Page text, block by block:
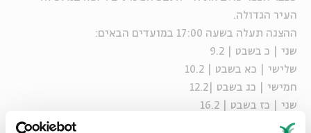
העיר הגדולה.
ההצגה תעלה בשעה 17:00 במועדים הבאים:
שני | כ בשבט | 9.2
שלישי | כא בשבט | 10.2
חמישי | כג בשבט |12.2
שני | כז בשבט | 16.2
חמישי | ל בשבט | 19.2 - נדחה ליום שלישי ה-24.2 עקב